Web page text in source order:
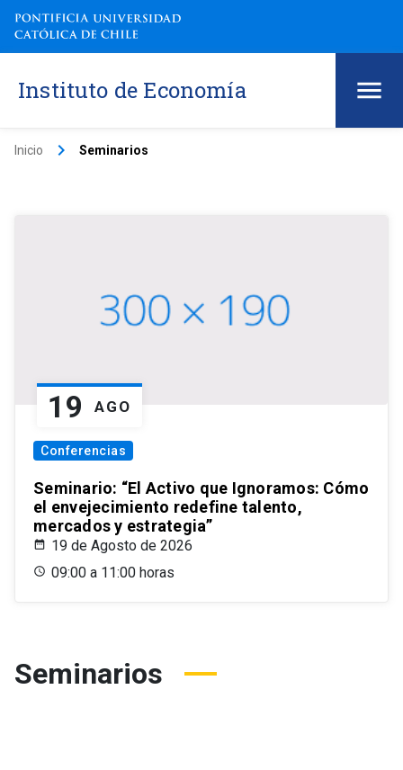
Instituto de Economía
Inicio keyboard_arrow_right Seminarios
19 AGO
Conferencias
Seminario: “El Activo que Ignoramos: Cómo
el envejecimiento redefine talento,
mercados y estrategia”
19 de Agosto de 2026
09:00 a 11:00 horas
Seminarios